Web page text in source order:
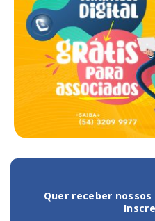
Quer receber